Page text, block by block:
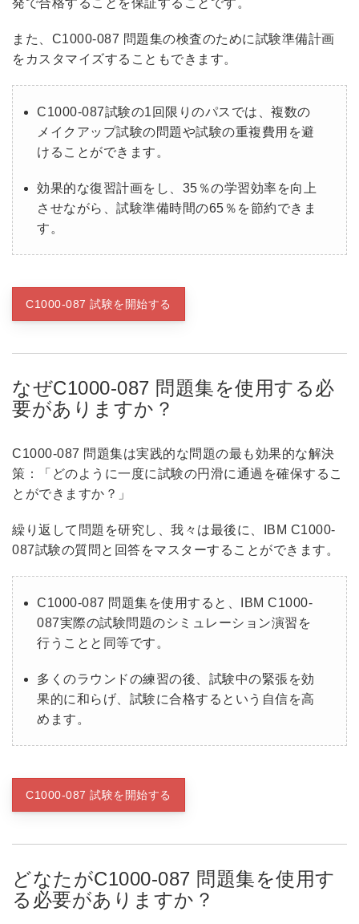
発で合格することを保証することです。
また、C1000-087 問題集の検査のために試験準備計画
をカスタマイズすることもできます。
C1000-087試験の1回限りのパスでは、複数の
メイクアップ試験の問題や試験の重複費用を避
けることができます。
効果的な復習計画をし、35％の学習効率を向上
させながら、試験準備時間の65％を節約できま
す。
C1000-087 試験を開始する
なぜC1000-087 問題集を使用する必
要がありますか？
C1000-087 問題集は実践的な問題の最も効果的な解決
策：「どのように一度に試験の円滑に通過を確保するこ
とができますか？」
繰り返して問題を研究し、我々は最後に、IBM C1000-
087試験の質問と回答をマスターすることができます。
C1000-087 問題集を使用すると、IBM C1000-
087実際の試験問題のシミュレーション演習を
行うことと同等です。
多くのラウンドの練習の後、試験中の緊張を効
果的に和らげ、試験に合格するという自信を高
めます。
C1000-087 試験を開始する
どなたがC1000-087 問題集を使用す
る必要がありますか？